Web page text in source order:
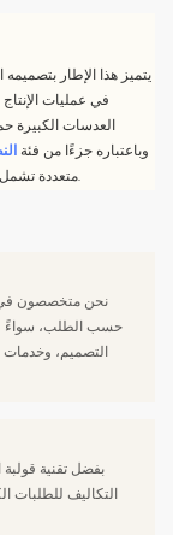
يتميز هذا الإطار
في عمليات
العدسات الكبيرة
وباعتباره جزءًا من فئة
متعددة تشمل ألوان العدسات، والتشطيبات العاكسة، وإضافة الشعارات.
نحن متخصصون في
حسب الطلب، سواءً
التصميم، وخدمات
بفضل تقنية
التكاليف للطلبات